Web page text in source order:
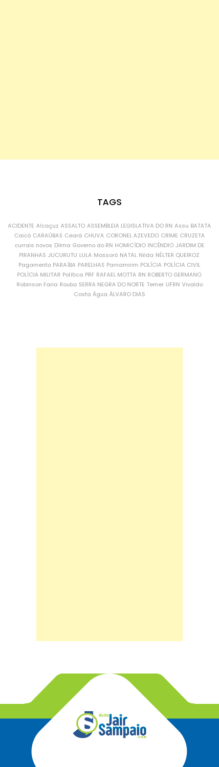
TAGS
ACIDENTE Alcaçuz ASSALTO ASSEMBLEIA LEGISLATIVA DO RN Assu BATATA
Caicó CARAÚBAS Ceará CHUVA CORONEL AZEVEDO CRIME CRUZETA
currais novos Dilma Governo do RN HOMICÍDIO INCÊNDIO JARDIM DE
PIRANHAS JUCURUTU LULA Mossoró NATAL Nilda NÉLTER QUEIROZ
Pagamento PARAÍBA PARELHAS Parnamirim POLÍCIA POLÍCIA CIVIL
POLÍCIA MILITAR Política PRF RAFAEL MOTTA RN ROBERTO GERMANO
Robinson Faria Roubo SERRA NEGRA DO NORTE Temer UFRN Vivaldo
Costa Água ÁLVARO DIAS